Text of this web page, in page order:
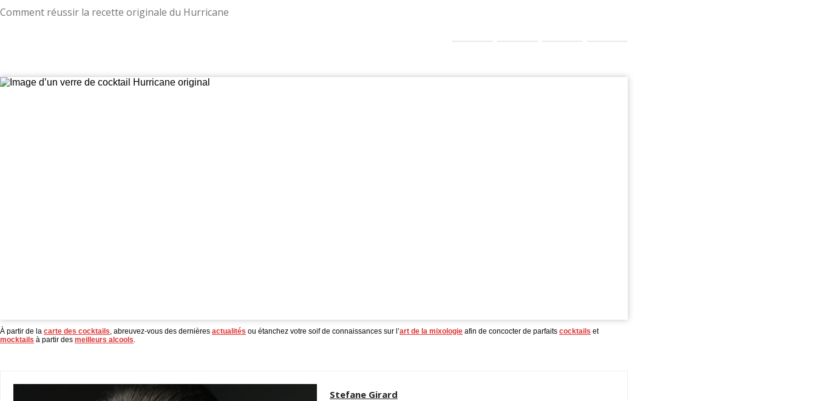
Comment réussir la recette originale du Hurricane
À partir de la carte des cocktails, abreuvez-vous des dernières actualités ou étanchez votre soif de connaissances sur l’art de la mixologie afin de concocter de parfaits cocktails et
mocktails à partir des meilleurs alcools.
Stefane Girard